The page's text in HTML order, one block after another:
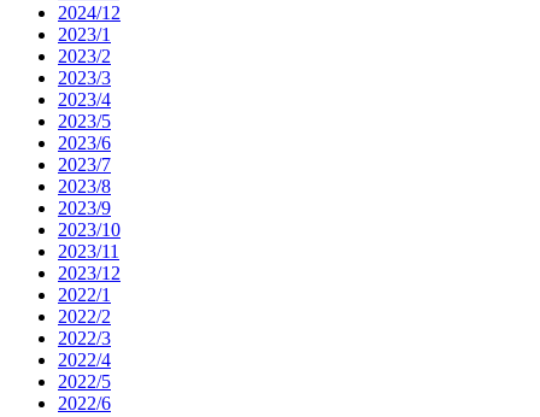
2024/12
2023/1
2023/2
2023/3
2023/4
2023/5
2023/6
2023/7
2023/8
2023/9
2023/10
2023/11
2023/12
2022/1
2022/2
2022/3
2022/4
2022/5
2022/6